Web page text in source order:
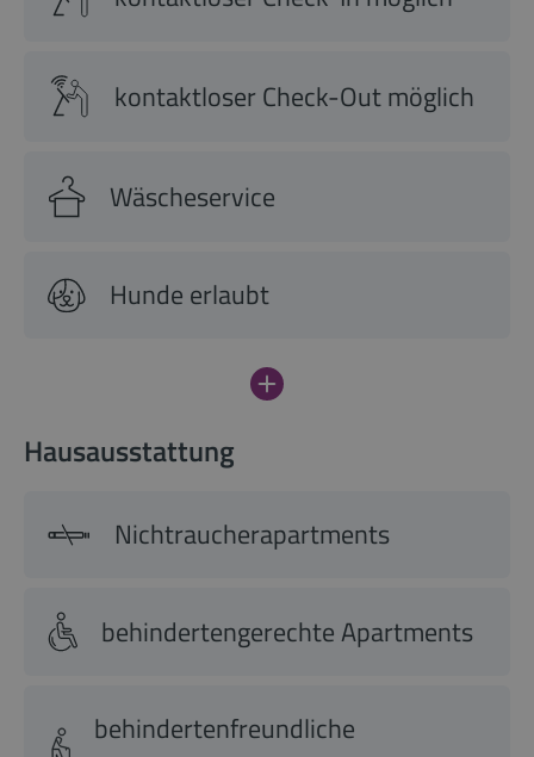
kontaktloser Check-Out möglich
Wäscheservice
Hunde erlaubt
Hausausstattung
Nichtraucherapartments
behindertengerechte Apartments
behindertenfreundliche